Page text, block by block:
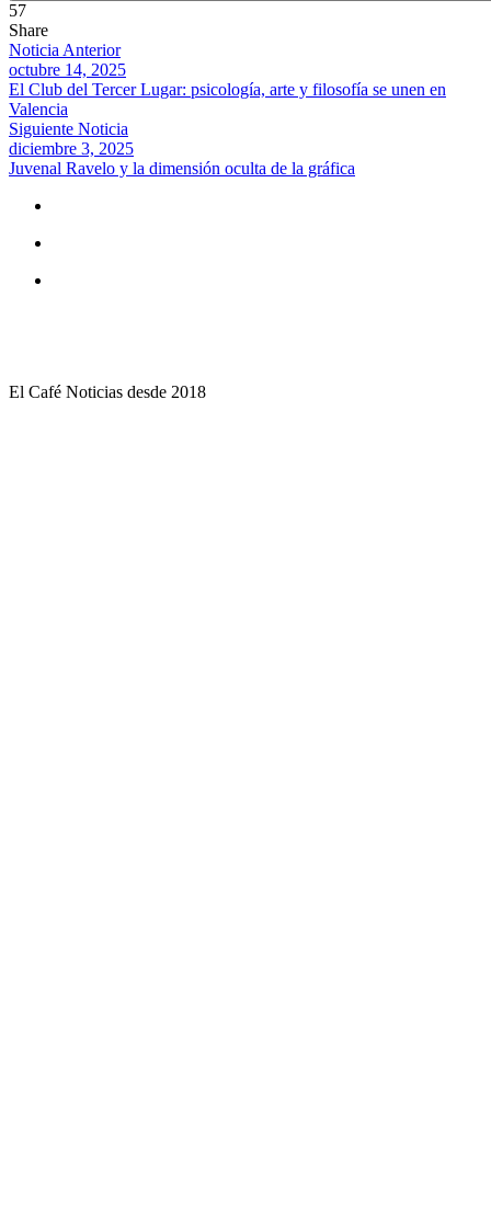
57
Share
Noticia Anterior
octubre 14, 2025
El Club del Tercer Lugar: psicología, arte y filosofía se unen en
Valencia
Siguiente Noticia
diciembre 3, 2025
Juvenal Ravelo y la dimensión oculta de la gráfica
El Café Noticias desde 2018